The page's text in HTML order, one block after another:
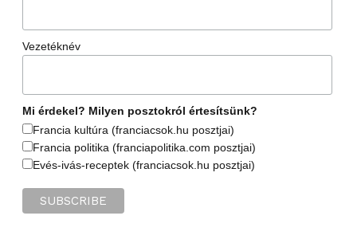
Vezetéknév
Mi érdekel? Milyen posztokról értesítsünk?
Francia kultúra (franciacsok.hu posztjai)
Francia politika (franciapolitika.com posztjai)
Evés-ivás-receptek (franciacsok.hu posztjai)